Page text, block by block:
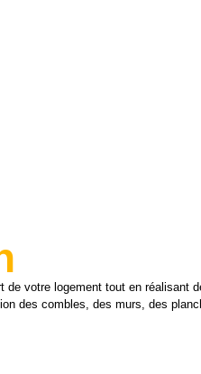
votre logement tout en réalisant
des combles, des murs, des